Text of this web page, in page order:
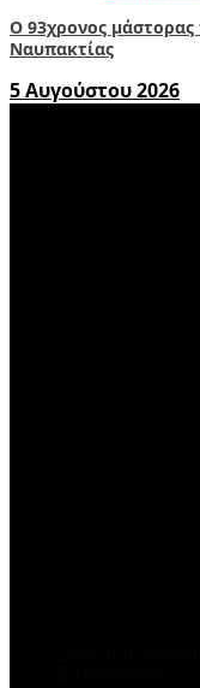
Ο 93χρονος
Ναυπακτίας
5 Αυγούστου 2026